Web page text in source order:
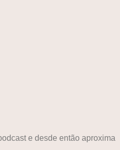
e desde então aproxima